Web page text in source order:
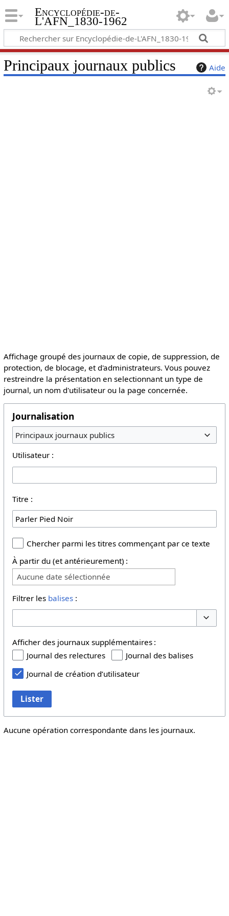
Encyclopédie-de-
L'AFN_1830-1962
Aide
Principaux journaux publics
Affichage groupé des journaux de copie, de suppression, de
protection, de blocage, et d'administrateurs. Vous pouvez
restreindre la présentation en selectionnant un type de
journal, un nom d'utilisateur ou la page concernée.
Journalisation
Principaux journaux publics
Utilisateur :
Titre :
Chercher parmi les titres commençant par ce texte
À partir du (et antérieurement) :
Aucune date sélectionnée
Filtrer les balises:
Afficher des journaux supplémentaires :
Journal des relectures
Journal des balises
Journal de création d’utilisateur
Lister
Aucune opération correspondante dans les journaux.